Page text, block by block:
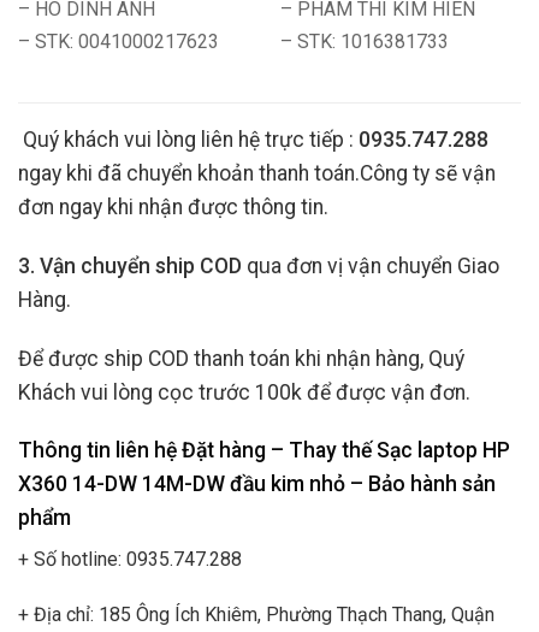
– HO DINH ANH
– STK: 0041000217623
– PHAM THI KIM HIEN
– STK: 1016381733
Quý khách vui lòng liên hệ trực tiếp : 0935.747.288
ngay khi đã chuyển khoản thanh toán.Công ty sẽ vận
đơn ngay khi nhận được thông tin.
3. Vận chuyển ship COD qua đơn vị vận chuyển Giao
Hàng.
Để được ship COD thanh toán khi nhận hàng, Quý
Khách vui lòng cọc trước 100k để được vận đơn.
Thông tin liên hệ Đặt hàng – Thay thế Sạc laptop HP
X360 14-DW 14M-DW đầu kim nhỏ – Bảo hành sản
phẩm
+ Số hotline: 0935.747.288
+ Địa chỉ: 185 Ông Ích Khiêm, Phường Thạch Thang, Quận